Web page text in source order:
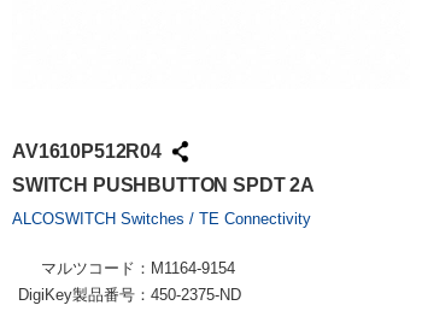
AV1610P512R04
SWITCH PUSHBUTTON SPDT 2A
ALCOSWITCH Switches / TE Connectivity
マルツコード： M1164-9154
DigiKey製品番号： 450-2375-ND